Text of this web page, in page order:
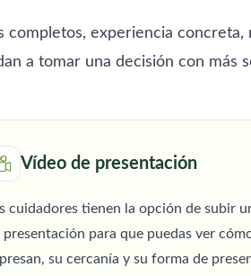
completos, experiencia
a tomar una decisión con más
Vídeo de presentación
cuidadores tienen la opción de subir
presentación para que puedas ver
su cercanía y su forma de